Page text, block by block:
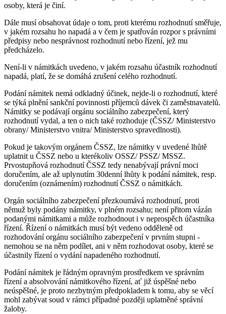
osoby, která je činí.
Dále musí obsahovat údaje o tom, proti kterému rozhodnutí směřuje,
v jakém rozsahu ho napadá a v čem je spatřován rozpor s právními
předpisy nebo nesprávnost rozhodnutí nebo řízení, jež mu
předcházelo.
Není-li v námitkách uvedeno, v jakém rozsahu účastník rozhodnutí
napadá, platí, že se domáhá zrušení celého rozhodnutí.
Podání námitek nemá odkladný účinek, nejde-li o rozhodnutí, které
se týká plnění sankční povinnosti příjemců dávek či zaměstnavatelů.
Námitky se podávají orgánu sociálního zabezpečení, který
rozhodnutí vydal, a ten o nich také rozhoduje (ČSSZ/ Ministerstvo
obrany/ Ministerstvo vnitra/ Ministerstvo spravedlnosti).
Pokud je takovým orgánem ČSSZ, lze námitky v uvedené lhůtě
uplatnit u ČSSZ nebo u kterékoliv OSSZ/ PSSZ/ MSSZ.
Prvostupňová rozhodnutí ČSSZ tedy nenabývají právní moci
doručením, ale až uplynutím 30denní lhůty k podání námitek, resp.
doručením (oznámením) rozhodnutí ČSSZ o námitkách.
Orgán sociálního zabezpečení přezkoumává rozhodnutí, proti
němuž byly podány námitky, v plném rozsahu; není přitom vázán
podanými námitkami a může rozhodnout i v neprospěch účastníka
řízení. Řízení o námitkách musí být vedeno odděleně od
rozhodování orgánu sociálního zabezpečení v prvním stupni -
nemohou se na něm podílet, ani v něm rozhodovat osoby, které se
účastnily řízení o vydání napadeného rozhodnutí.
Podání námitek je řádným opravným prostředkem ve správním
řízení a absolvování námitkového řízení, ať již úspěšné nebo
neúspěšné, je proto nezbytným předpokladem k tomu, aby se věcí
mohl zabývat soud v rámci případné později uplatněné správní
žaloby.